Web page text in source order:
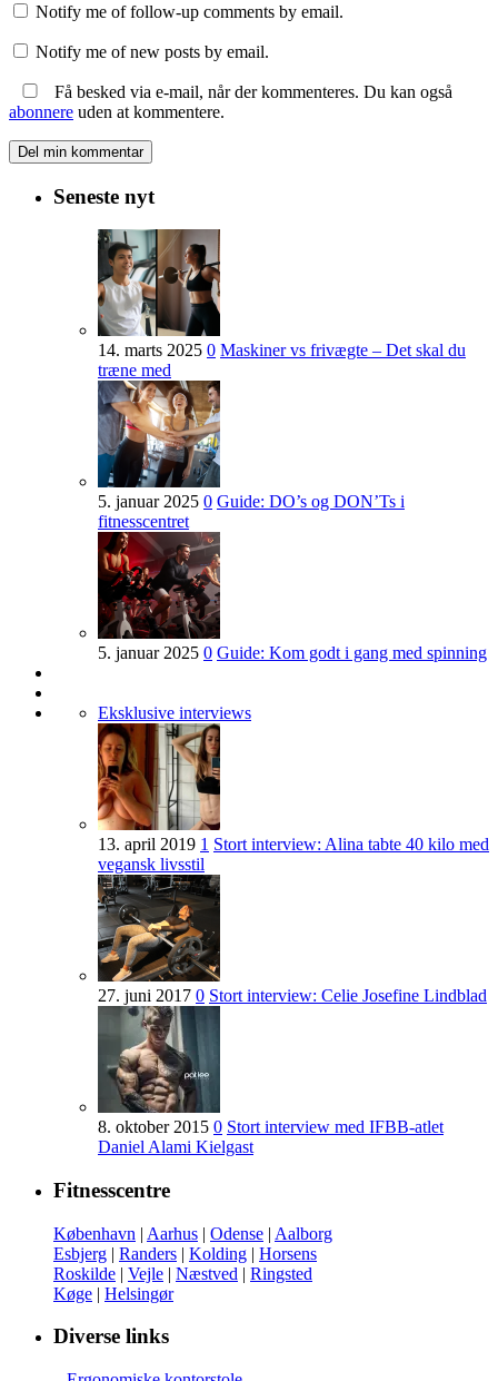
Notify me of follow-up comments by email.
Notify me of new posts by email.
Få besked via e-mail, når der kommenteres. Du kan også
abonnere uden at kommentere.
Seneste nyt
14. marts 2025 0 Maskiner vs frivægte – Det skal du
træne med
5. januar 2025 0 Guide: DO’s og DON’Ts i
fitnesscentret
5. januar 2025 0 Guide: Kom godt i gang med spinning
Eksklusive interviews
13. april 2019 1 Stort interview: Alina tabte 40 kilo med
vegansk livsstil
27. juni 2017 0 Stort interview: Celie Josefine Lindblad
8. oktober 2015 0 Stort interview med IFBB-atlet
Daniel Alami Kielgast
Fitnesscentre
København | Aarhus | Odense | Aalborg
Esbjerg | Randers | Kolding | Horsens
Roskilde | Vejle | Næstved | Ringsted
Køge | Helsingør
Diverse links